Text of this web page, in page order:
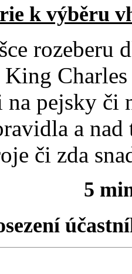
k výběru
rozeberu
Charles
na pejsky
a
či zda
5